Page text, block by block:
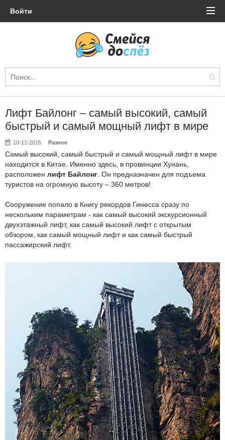
Войти
Лифт Байлонг – самый высокий, самый
быстрый и самый мощный лифт в мире
10-11-2015 Разное
Самый высокий, самый быстрый и самый мощный лифт в мире
находится в Китае. Именно здесь, в провинции Хунань,
расположен лифт Байлонг . Он предназначен для подъема
туристов на огромную высоту – 360 метров!
Сооружение попало в Книгу рекордов Гинесса сразу по
нескольким параметрам - как самый высокий экскурсионный
двухэтажный лифт, как самый высокий лифт с открытым
обзором, как самый мощный лифт и как самый быстрый
пассажирский лифт.